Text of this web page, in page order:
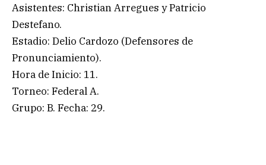
Asistentes: Christian Arregues y Patricio
Destefano.
Estadio: Delio Cardozo (Defensores de
Pronunciamiento).
Hora de Inicio: 11.
Torneo: Federal A.
Grupo: B. Fecha: 29.